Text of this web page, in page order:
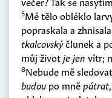
5Mé tělo obléklo
popraskala a
tkalcovskýčlunek a
můj životje jen vítr;
8Nebude mě
budou po mněpátrat